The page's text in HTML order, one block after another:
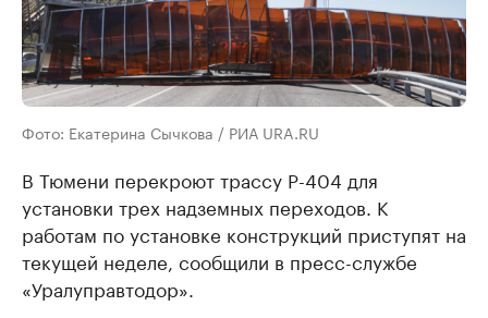
Фото: Екатерина Сычкова / РИА URA.RU
В Тюмени перекроют трассу Р-404 для
установки трех надземных переходов. К
работам по установке конструкций приступят на
текущей неделе, сообщили в пресс-службе
«Уралуправтодор».